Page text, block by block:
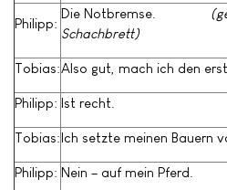
Philipp:
Die Notbremse.
Schachbrett)
Tobias:Also gut, mach ich den
Philipp: Ist recht.
Tobias:Ich setzte meinen Bauern
Philipp: Nein – auf mein Pferd.